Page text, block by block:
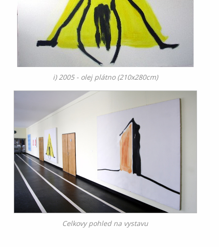
i) 2005 - olej plátno (210x280cm)
Celkovy pohled na vystavu